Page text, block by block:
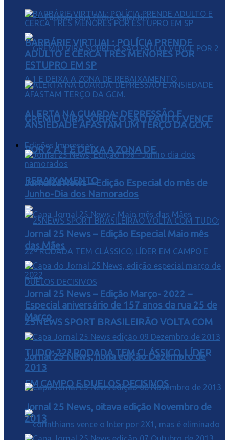
Futebol com Pedro Valentini
GRÊMIO VIRA SOBRE O SÃO PAULO, VENCE
POR 2 A 1 E DEIXA A ZONA DE
REBAIXAMENTO
25NEWS SPORT BRASILEIRÃO VOLTA COM
TUDO: 22ª RODADA TEM CLÁSSICO, LÍDER
EM CAMPO E DUELOS DECISIVOS
BARBÁRIE VIRTUAL: POLÍCIA PRENDE
ADULTO E CERCA TRÊS MENORES POR
ESTUPRO EM SP
ALERTA NA GUARDA: DEPRESSÃO E
ANSIEDADE AFASTAM UM TERÇO DA GCM.
Edições Impressas
Jornal25News – Edição Especial do mês de
Junho-Dia dos Namorados
Jornal 25 News – Edição Especial Maio mês
das Mães
Jornal 25 News – Edição Março- 2022 –
Especial aniversário de 157 anos da rua 25 de
Março
Jornal 25 News, nona edição Dezembro de
2013
Jornal 25 News, oitava edição Novembro de
2013